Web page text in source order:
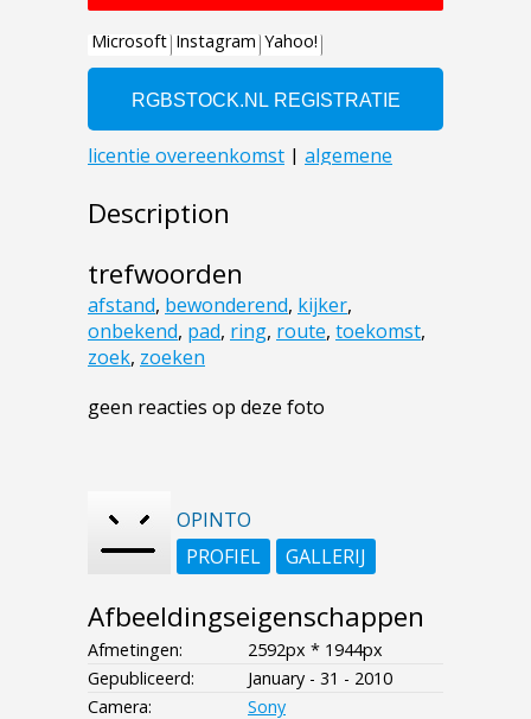
Description
trefwoorden
afstand, bewonderend, kijker,
onbekend, pad, ring, route, toekomst,
zoek, zoeken
geen reacties op deze foto
OPINTO
PROFIEL
GALLERIJ
Afbeeldingseigenschappen
Afmetingen:
2592px * 1944px
Gepubliceerd:
January - 31 - 2010
Camera:
Sony